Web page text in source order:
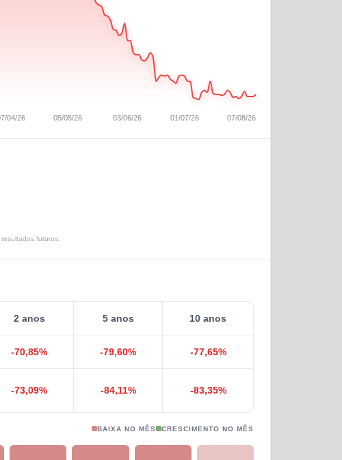
04/26 05/05/26 03/06/26 01/07/26 07/08/26
futuros.
2 anos 5 anos 10 anos
-70,85% -79,60% -77,65%
-73,09% -84,11% -83,35%
BAIXA NO MÊS CRESCIMENTO NO MÊS